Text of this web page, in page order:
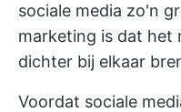
sociale media zo'n
marketing is dat het
dichter bij elkaar
Voordat sociale